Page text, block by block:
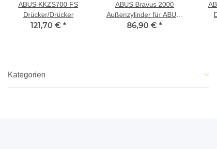
ABUS KKZS700 FS
Drücker/Drücker
121,70 € *
ABUS Bravus 2000
Außenzylinder für ABUS-
Kastenschloss Serie 70XX
86,90 € *
Kategorien